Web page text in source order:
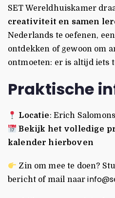
SET Wereldhuiskamer
creativiteit en samen
Nederlands te oefenen,
ontdekken of gewoon om
ontmoeten: er is altijd iets
Praktische
Locatie: Erich
Bekijk het volledige
kalender hierboven
Zin om mee te doen?
bericht of mail naar